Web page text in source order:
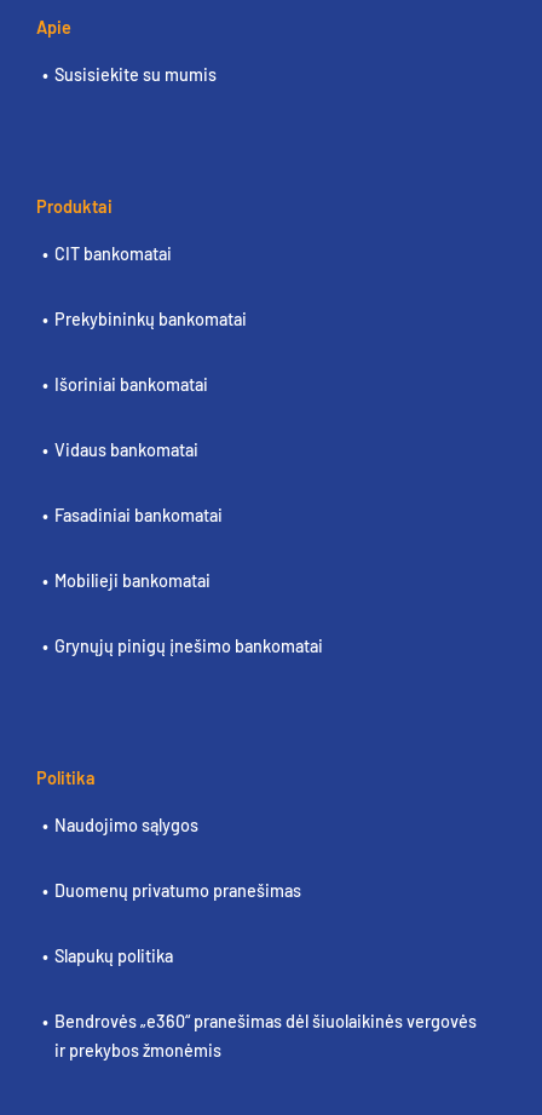
Apie
Susisiekite su mumis
Produktai
CIT bankomatai
Prekybininkų bankomatai
Išoriniai bankomatai
Vidaus bankomatai
Fasadiniai bankomatai
Mobilieji bankomatai
Grynųjų pinigų įnešimo bankomatai
Politika
Naudojimo sąlygos
Duomenų privatumo pranešimas
Slapukų politika
Bendrovės „e360“ pranešimas dėl šiuolaikinės vergovės
ir prekybos žmonėmis